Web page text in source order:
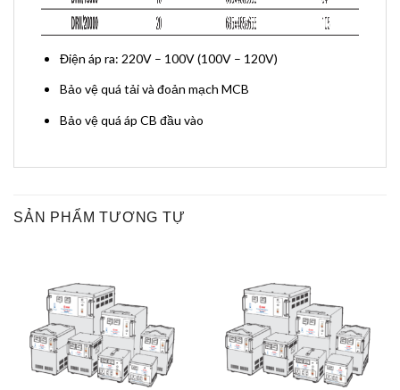
Điện áp ra: 220V – 100V (100V – 120V)
Bảo vệ quá tải và đoản mạch MCB
Bảo vệ quá áp CB đầu vào
SẢN PHẨM TƯƠNG TỰ